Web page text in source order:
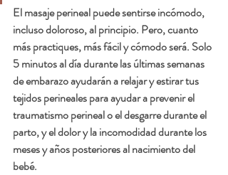
El masaje perineal puede sentirse incómodo,
incluso doloroso, al principio. Pero, cuanto
más practiques, más fácil y cómodo será. Solo
5 minutos al día durante las últimas semanas
de embarazo ayudarán a relajar y estirar tus
tejidos perineales para ayudar a prevenir el
traumatismo perineal o el desgarre durante el
parto, y el dolor y la incomodidad durante los
meses y años posteriores al nacimiento del
bebé.